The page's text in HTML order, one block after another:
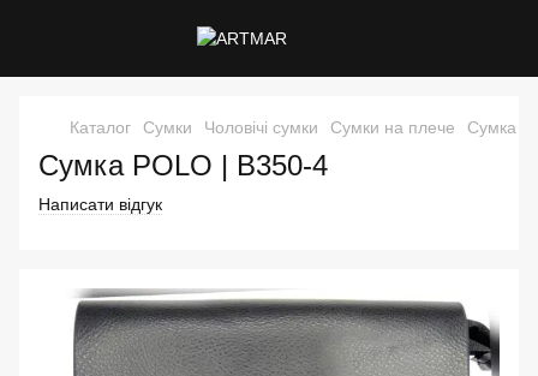
Каталог Сумки Чоловічі сумки Сумки на плече Сумка
Сумка POLO | В350-4
Написати відгук